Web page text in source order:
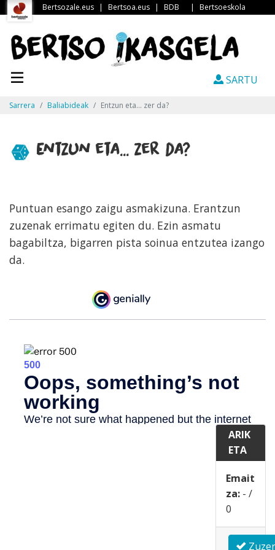
Bertsozale.eus | Bertsoa.eus | BDB | Bertsoeskola
SARTU
Sarrera Baliabideak Entzun eta... zer da?
Entzun eta... zer da?
Puntuan esango zaigu asmakizuna. Erantzun
zuzenak errimatu egiten du. Ezin asmatu
bagabiltza, bigarren pista soinua entzutea izango
da.
ARIK
ETA
Emait
za: - /
0